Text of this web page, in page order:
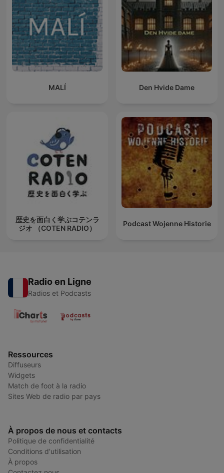
MALÍ Den Hvide Dame
歴史を面白く学ぶコテンラ
ジオ （COTEN RADIO）
Podcast Wojenne Historie
Radio en Ligne
Radios et Podcasts
Ressources
Diffuseurs
Widgets
Match de foot à la radio
Sites Web de radio par pays
À propos de nous et contacts
Politique de confidentialité
Conditions d'utilisation
À propos